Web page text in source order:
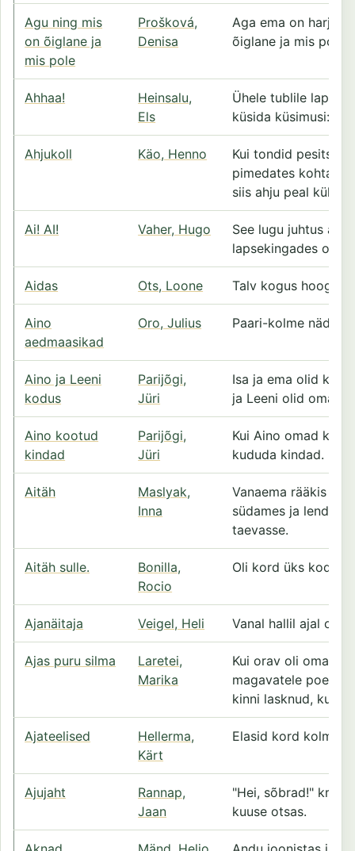
Agu ning mis
on õiglane ja
mis pole
Prošková,
Denisa
Aga ema on
õiglane ja mis pole,
Ahhaa!
Heinsalu,
Els
Ühele tublile
küsida küsimusi:
Ahjukoll Käo, Henno
Kui tondid
pimedates
siis ahju peal
Ai! AI! Vaher, Hugo
See lugu juhtus
lapsekingades oli.
Aidas Ots, Loone Talv kogus hoogu.
Aino
aedmaasikad
Oro, Julius Paari-kolme
Aino ja Leeni
kodus
Parijõgi,
Jüri
Isa ja ema olid
ja Leeni olid
Aino kootud
kindad
Parijõgi,
Jüri
Kui Aino omad
kududa kindad.
Aitäh
Maslyak,
Inna
Vanaema rääkis
südames ja lendab
taevasse.
Aitäh sulle.
Bonilla,
Rocio
Oli kord üks
Ajanäitaja Veigel, Heli Vanal hallil ajal oli
Ajas puru silma
Laretei,
Marika
Kui orav oli oma
magavatele
kinni lasknud,
Ajateelised
Hellerma,
Kärt
Elasid kord kolm
Ajujaht
Rannap,
Jaan
"Hei, sõbrad!"
kuuse otsas.